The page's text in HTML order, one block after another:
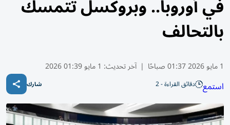
في أوروبا.. وبروكسل تتمسك
بالتحالف
1 مايو 2026 01:37 صباحًا | آخر تحديث: 1 مايو 01:39 2026
استمع دقائق القراءة - 2 شارك